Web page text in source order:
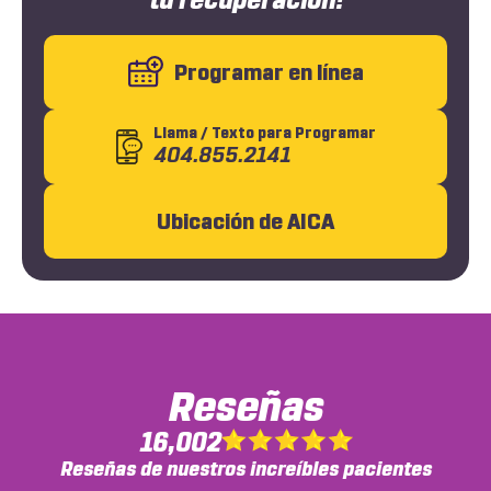
Programar en línea
Llama/ Textopara Programar
404.855.2141
Ubicación de AICA
Reseñas
16,002
Reseñas de nuestros increíbles pacientes